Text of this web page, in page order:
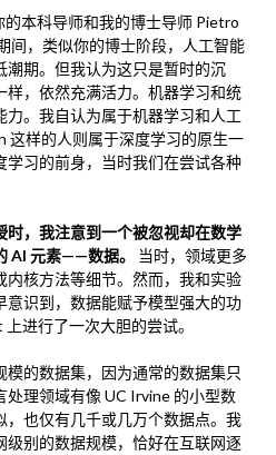
本科导师和我的博士导师 Pietro
间，类似你的博士阶段，人工智能
潮期。但我认为这只是暂时的沉
样，依然充满活力。机器学习和统
。我自认为属于机器学习和人工
这样的人则属于深度学习的原生一
学习的前身，当时我们在尝试各种
时，我注意到一个被忽视却在数学
AI 元素——数据。
当时，领域更多
内核方法等细节。然而，我和实验
意识到，数据能赋予模型强大的功
进行了一次大胆的尝试。
的数据集，因为通常的数据集只
理领域有像 UC Irvine 的小型数
，也仅有几千或几万个数据点。我
别的数据规模，恰好在互联网逐